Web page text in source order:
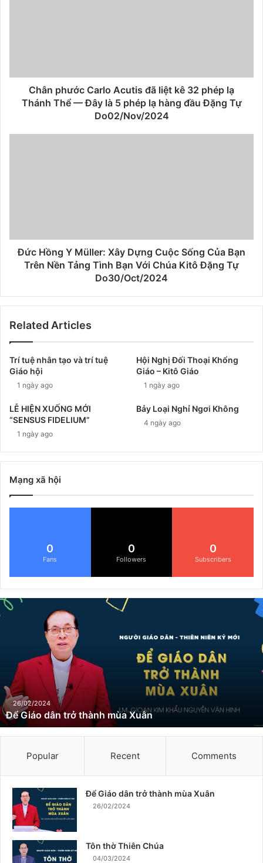
Chân phước Carlo Acutis đã liệt kê 32 phép lạ
Thánh Thể — Đây là 5 phép lạ hàng đầu Đặng Tự
Do02/Nov/2024
Đức Hồng Y Müller: Xây Dựng Cuộc Sống Của Bạn
Trên Nền Tảng Tình Bạn Với Chúa Kitô Đặng Tự
Do30/Oct/2024
Related Articles
Trí tuệ nhân tạo và trí tuệ
Giáo hội
1 ngày ago
Hội Nghị Đối Thoại Khổng
Giáo – Kitô Giáo
1 ngày ago
LỄ HIỆN XUỐNG MỚI
“SENSUS FIDELIUM”
1 ngày ago
Bảy Loại Nghỉ Ngơi Không
4 ngày ago
Mạng xã hội
0
Fans
0
Followers
0
Subscribers
Đ
ể
â
n
t
r
à
26/02/2024
Để Giáo dân trở thành mùa Xuân
Popular Recent Comments
Để Giáo dân trở thành mùa Xuân
26/02/2024
Tôn thờ Thiên Chúa
04/03/2024